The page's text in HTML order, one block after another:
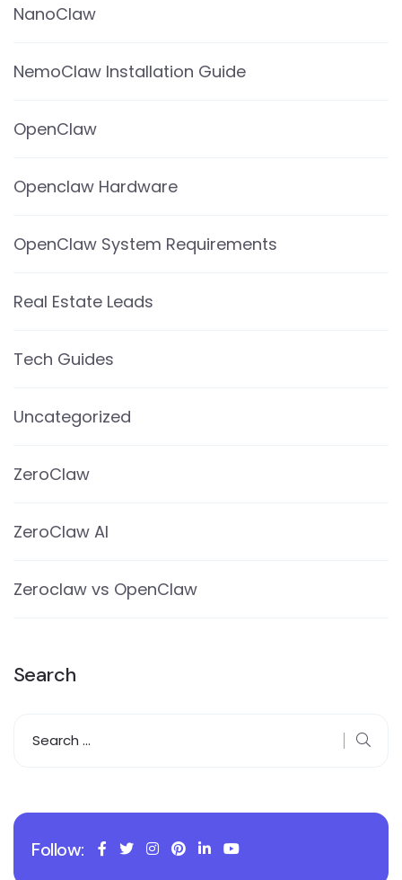
NanoClaw
NemoClaw Installation Guide
OpenClaw
Openclaw Hardware
OpenClaw System Requirements
Real Estate Leads
Tech Guides
Uncategorized
ZeroClaw
ZeroClaw AI
Zeroclaw vs OpenClaw
Search
Follow: